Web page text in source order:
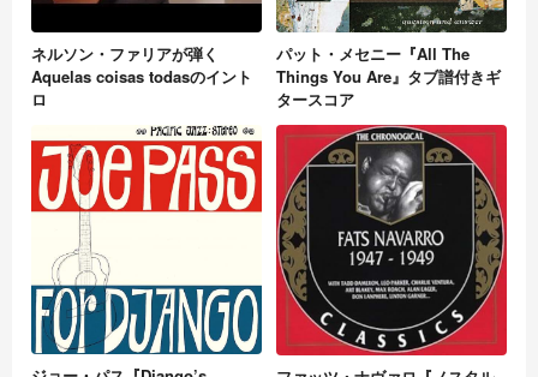
ネルソン・ファリアが弾く
Aquelas coisas todasのイント
ロ
パット・メセニー『All The
Things You Are』タブ譜付きギ
タースコア